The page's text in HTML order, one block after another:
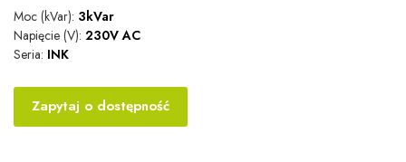
Moc (kVar): 3kVar
Napięcie (V): 230V AC
Seria: INK
Zapytaj o dostępność